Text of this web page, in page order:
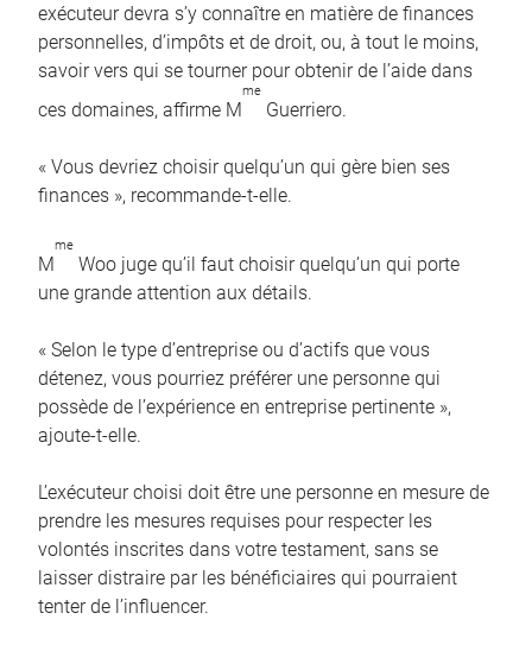
exécuteur devra s’y connaître en matière de finances
personnelles, d’impôts et de droit, ou, à tout le moins,
savoir vers qui se tourner pour obtenir de l’aide dans
ces domaines, affirme M
me
Guerriero.
« Vous devriez choisir quelqu’un qui gère bien ses
finances », recommande-t-elle.
M
me
Woo juge qu’il faut choisir quelqu’un qui porte
une grande attention aux détails.
« Selon le type d’entreprise ou d’actifs que vous
détenez, vous pourriez préférer une personne qui
possède de l’expérience en entreprise pertinente »,
ajoute-t-elle.
L’exécuteur choisi doit être une personne en mesure de
prendre les mesures requises pour respecter les
volontés inscrites dans votre testament, sans se
laisser distraire par les bénéficiaires qui pourraient
tenter de l’influencer.